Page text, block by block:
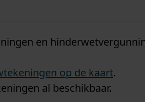
en
op de kaart.
al beschikbaar.